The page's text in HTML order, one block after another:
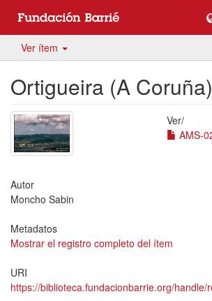
Ver ítem
Ortigueira (A Coruña)
Ver/
AMS-
Autor
Moncho Sabin
Metadatos
Mostrar el registro completo del ítem
URI
https://biblioteca.fundacionbarrie.org/handle/